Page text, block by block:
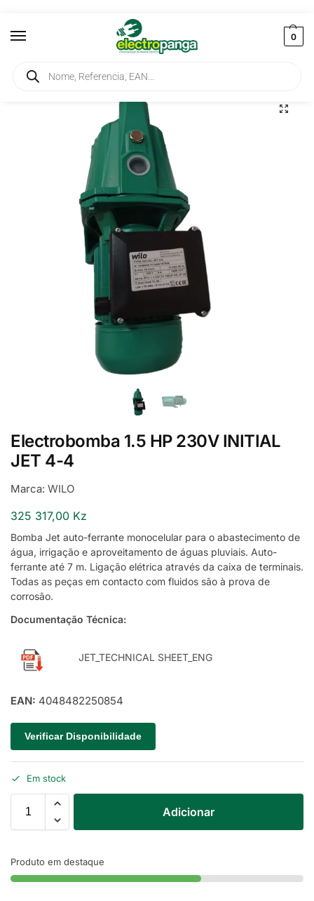
0
Início / Máquinas Eléctricas / Electrobombas
Electrobomba 1.5 HP 230V INITIAL
JET 4-4
Marca: WILO
325 317,00 Kz
Bomba Jet auto-ferrante monocelular para o abastecimento de
água, irrigação e aproveitamento de águas pluviais. Auto-
ferrante até 7 m. Ligação elétrica através da caixa de terminais.
Todas as peças em contacto com fluidos são à prova de
corrosão.
Documentação Técnica:
JET_TECHNICAL SHEET_ENG
EAN: 4048482250854
Verificar Disponibilidade
Em stock
Adicionar
Produto em destaque